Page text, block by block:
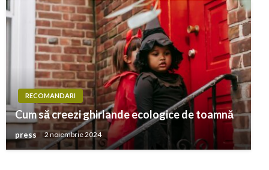
RECOMANDARI
Cum să creezi ghirlande ecologice de toamnă
press 2 noiembrie 2024